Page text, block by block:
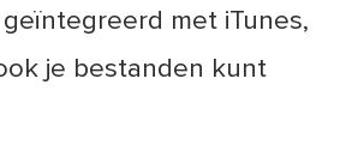
met iTunes,
je bestanden kunt